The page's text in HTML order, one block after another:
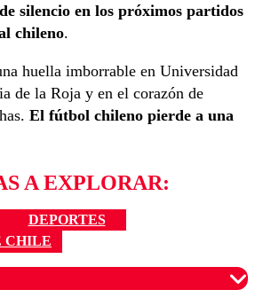
silencio en los próximos partidos
chileno.
huella imborrable en Universidad
de la Roja y en el corazón de
El fútbol chileno pierde a una
A EXPLORAR:
DEPORTES
CHILE